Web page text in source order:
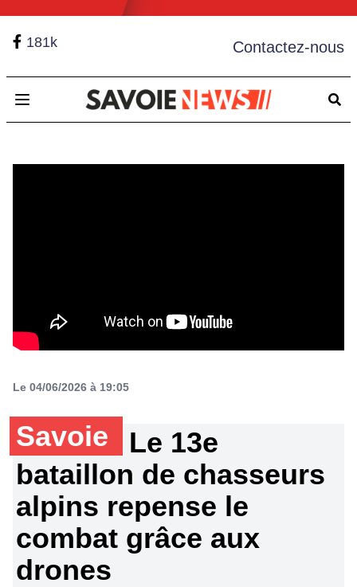
181k Contactez-nous
Open main menu
Le 04/06/2026 à 19:05
Savoie
Le 13e
bataillon de chasseurs
alpins repense le
combat grâce aux
drones